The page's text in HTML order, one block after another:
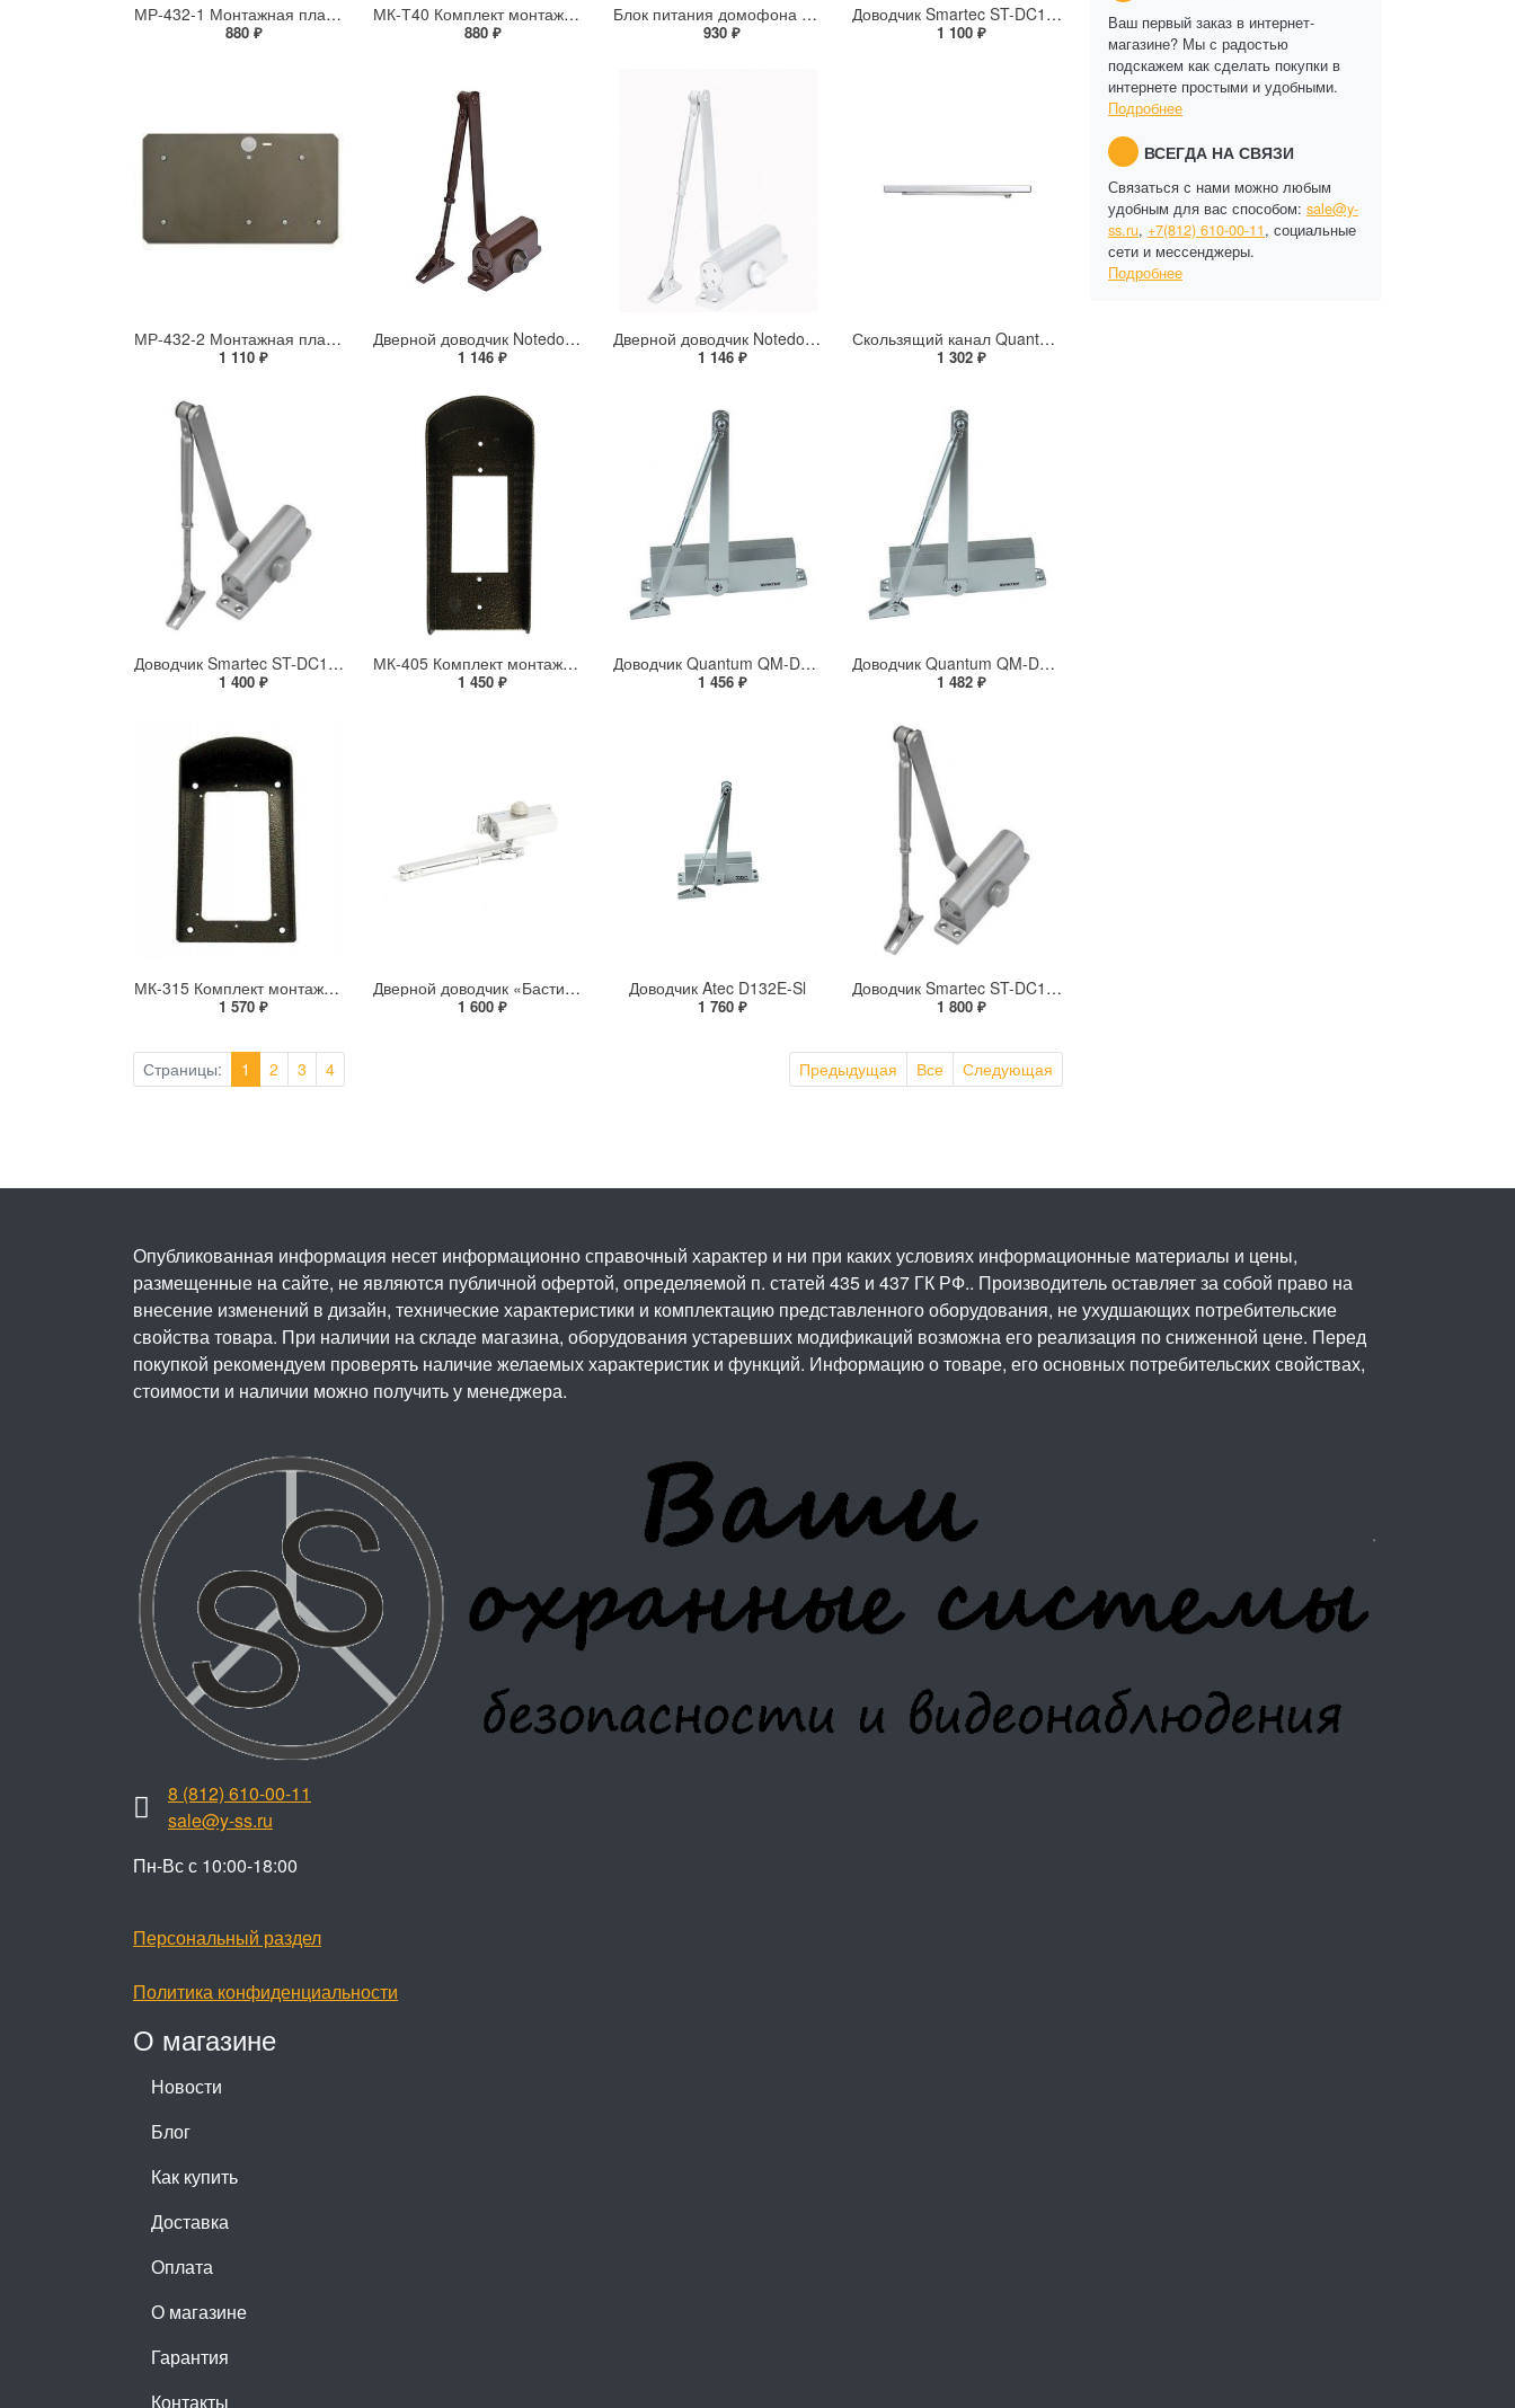
МР-432-1 Монтажная пластина
880 ₽
МК-Т40 Комплект монтажный для блока вызова БВД-M200
880 ₽
Блок питания домофона БПД 18W/18V/WP
930 ₽
Доводчик Smartec ST-DC102-SL
1 100 ₽
МР-432-2 Монтажная пластина
1 110 ₽
Дверной доводчик Notedo DC-080 Bronze «Легкий характер»
1 146 ₽
Дверной доводчик Notedo DC-080 коричневый «Легкий характер»
1 146 ₽
Скользящий канал Quantum QM-D-ARM1-Sl
1 302 ₽
Доводчик Smartec ST-DC103-SL
1 400 ₽
МК-405 Комплект монтажный для блоков вызова БВД-403х, БВД-405х
1 450 ₽
Доводчик Quantum QM-D206EN4 для дверей массой 65–85 кг
1 456 ₽
Доводчик Quantum QM-D230EN4 для дверей массой 45–65 кг
1 482 ₽
МК-315 Комплект монтажный
1 570 ₽
Дверной доводчик «Бастион» Sprut Door Closer-051GR
1 600 ₽
Доводчик Atec D132E-Sl
1 760 ₽
Доводчик Smartec ST-DC104-SL
1 800 ₽
Страницы: 1 2 3 4 Предыдущая Все Следующая
Ваш первый заказ в интернет-
магазине? Мы с радостью
подскажем как сделать покупки в
интернете простыми и удобными.
Подробнее
ВСЕГДА НА СВЯЗИ
Связаться с нами можно любым
удобным для вас способом: sale@y-
ss.ru, +7(812) 610-00-11, социальные
сети и мессенджеры.
Подробнее
О магазине
Новости
Блог
Как купить
Доставка
Оплата
О магазине
Гарантия
Контакты
8 (812) 610-00-11
sale@y-ss.ru
Пн-Вс с 10:00-18:00
Персональный раздел
Политика конфиденциальности
Опубликованная информация несет информационно справочный характер и ни при каких условиях информационные материалы и цены,
размещенные на сайте, не являются публичной офертой, определяемой п. статей 435 и 437 ГК РФ.. Производитель оставляет за собой право на
внесение изменений в дизайн, технические характеристики и комплектацию представленного оборудования, не ухудшающих потребительские
свойства товара. При наличии на складе магазина, оборудования устаревших модификаций возможна его реализация по сниженной цене. Перед
покупкой рекомендуем проверять наличие желаемых характеристик и функций. Информацию о товаре, его основных потребительских свойствах,
стоимости и наличии можно получить у менеджера.